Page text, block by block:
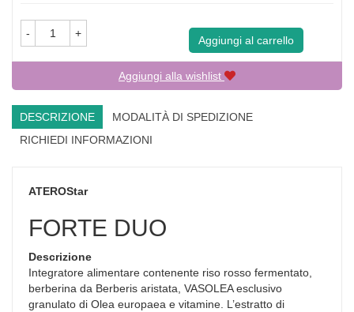
- +
Aggiungi al carrello
Aggiungi alla wishlist
DESCRIZIONE
MODALITÀ DI SPEDIZIONE
RICHIEDI INFORMAZIONI
ATEROStar
FORTE DUO
Descrizione
Integratore alimentare contenente riso rosso fermentato,
berberina da Berberis aristata, VASOLEA esclusivo
granulato di Olea europaea e vitamine. L’estratto di